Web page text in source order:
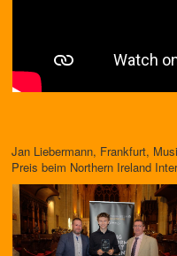
Jan Liebermann, Frankfurt,
Preis beim Northern Ireland